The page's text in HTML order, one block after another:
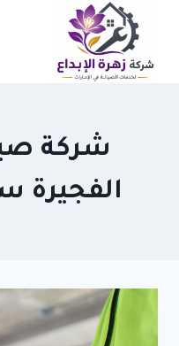
التجاوز
المحتوى
شركة
الفجيرة